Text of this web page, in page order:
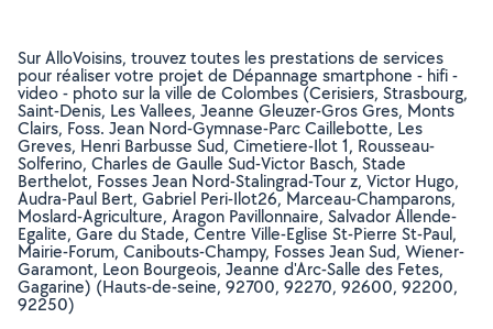
Sur AlloVoisins, trouvez toutes les prestations de services
pour réaliser votre projet de Dépannage smartphone - hifi -
video - photo sur la ville de Colombes (Cerisiers, Strasbourg,
Saint-Denis, Les Vallees, Jeanne Gleuzer-Gros Gres, Monts
Clairs, Foss. Jean Nord-Gymnase-Parc Caillebotte, Les
Greves, Henri Barbusse Sud, Cimetiere-Ilot 1, Rousseau-
Solferino, Charles de Gaulle Sud-Victor Basch, Stade
Berthelot, Fosses Jean Nord-Stalingrad-Tour z, Victor Hugo,
Audra-Paul Bert, Gabriel Peri-Ilot26, Marceau-Champarons,
Moslard-Agriculture, Aragon Pavillonnaire, Salvador Allende-
Egalite, Gare du Stade, Centre Ville-Eglise St-Pierre St-Paul,
Mairie-Forum, Canibouts-Champy, Fosses Jean Sud, Wiener-
Garamont, Leon Bourgeois, Jeanne d'Arc-Salle des Fetes,
Gagarine) (Hauts-de-seine, 92700, 92270, 92600, 92200,
92250)